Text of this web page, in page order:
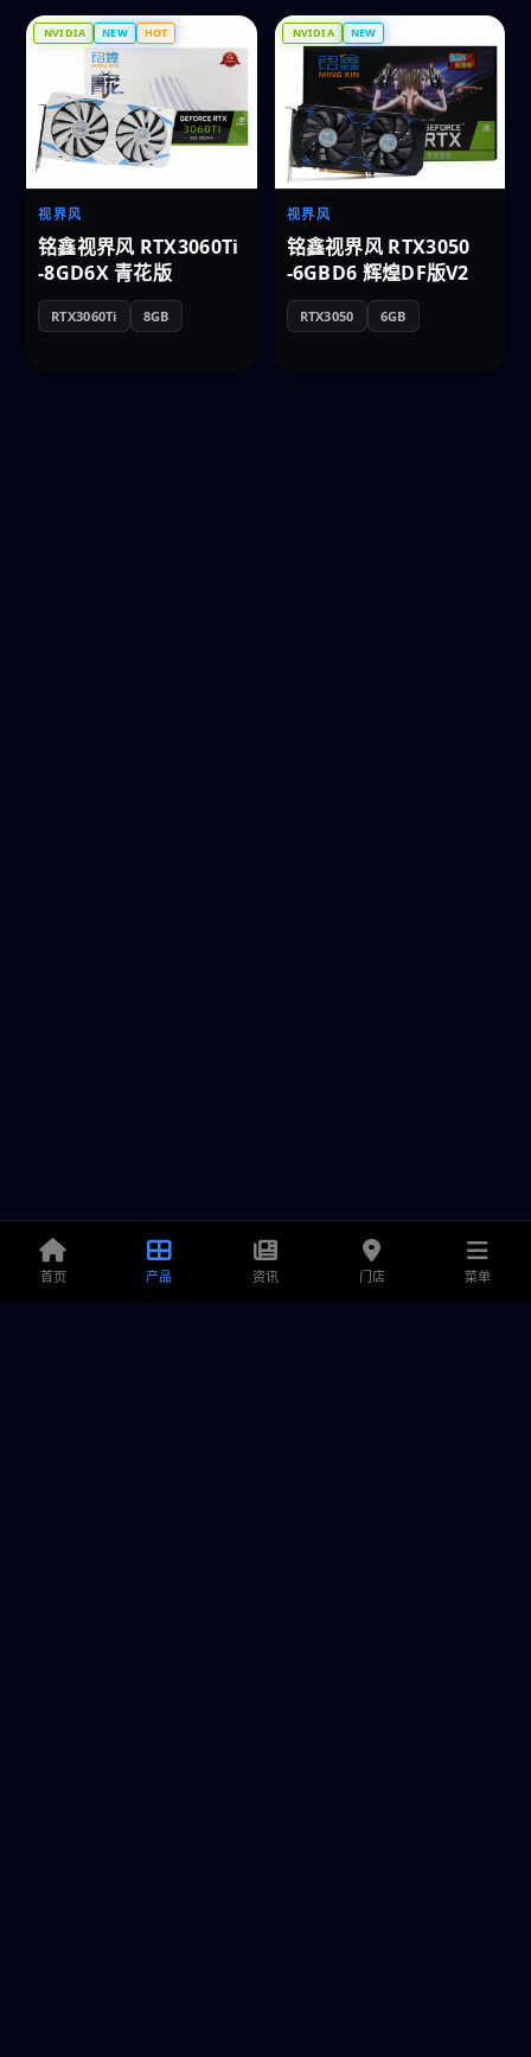
首页 产品 资讯 门店 菜单
NVIDIA NEW HOT
视界风
铭鑫视界风 RTX3060Ti
-8GD6X 青花版
RTX3060Ti 8GB
NVIDIA NEW
视界风
铭鑫视界风 RTX3050
-6GBD6 辉煌DF版V2
RTX3050 6GB